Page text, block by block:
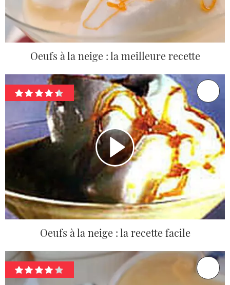
Oeufs à la neige : la meilleure recette
Oeufs à la neige : la recette facile